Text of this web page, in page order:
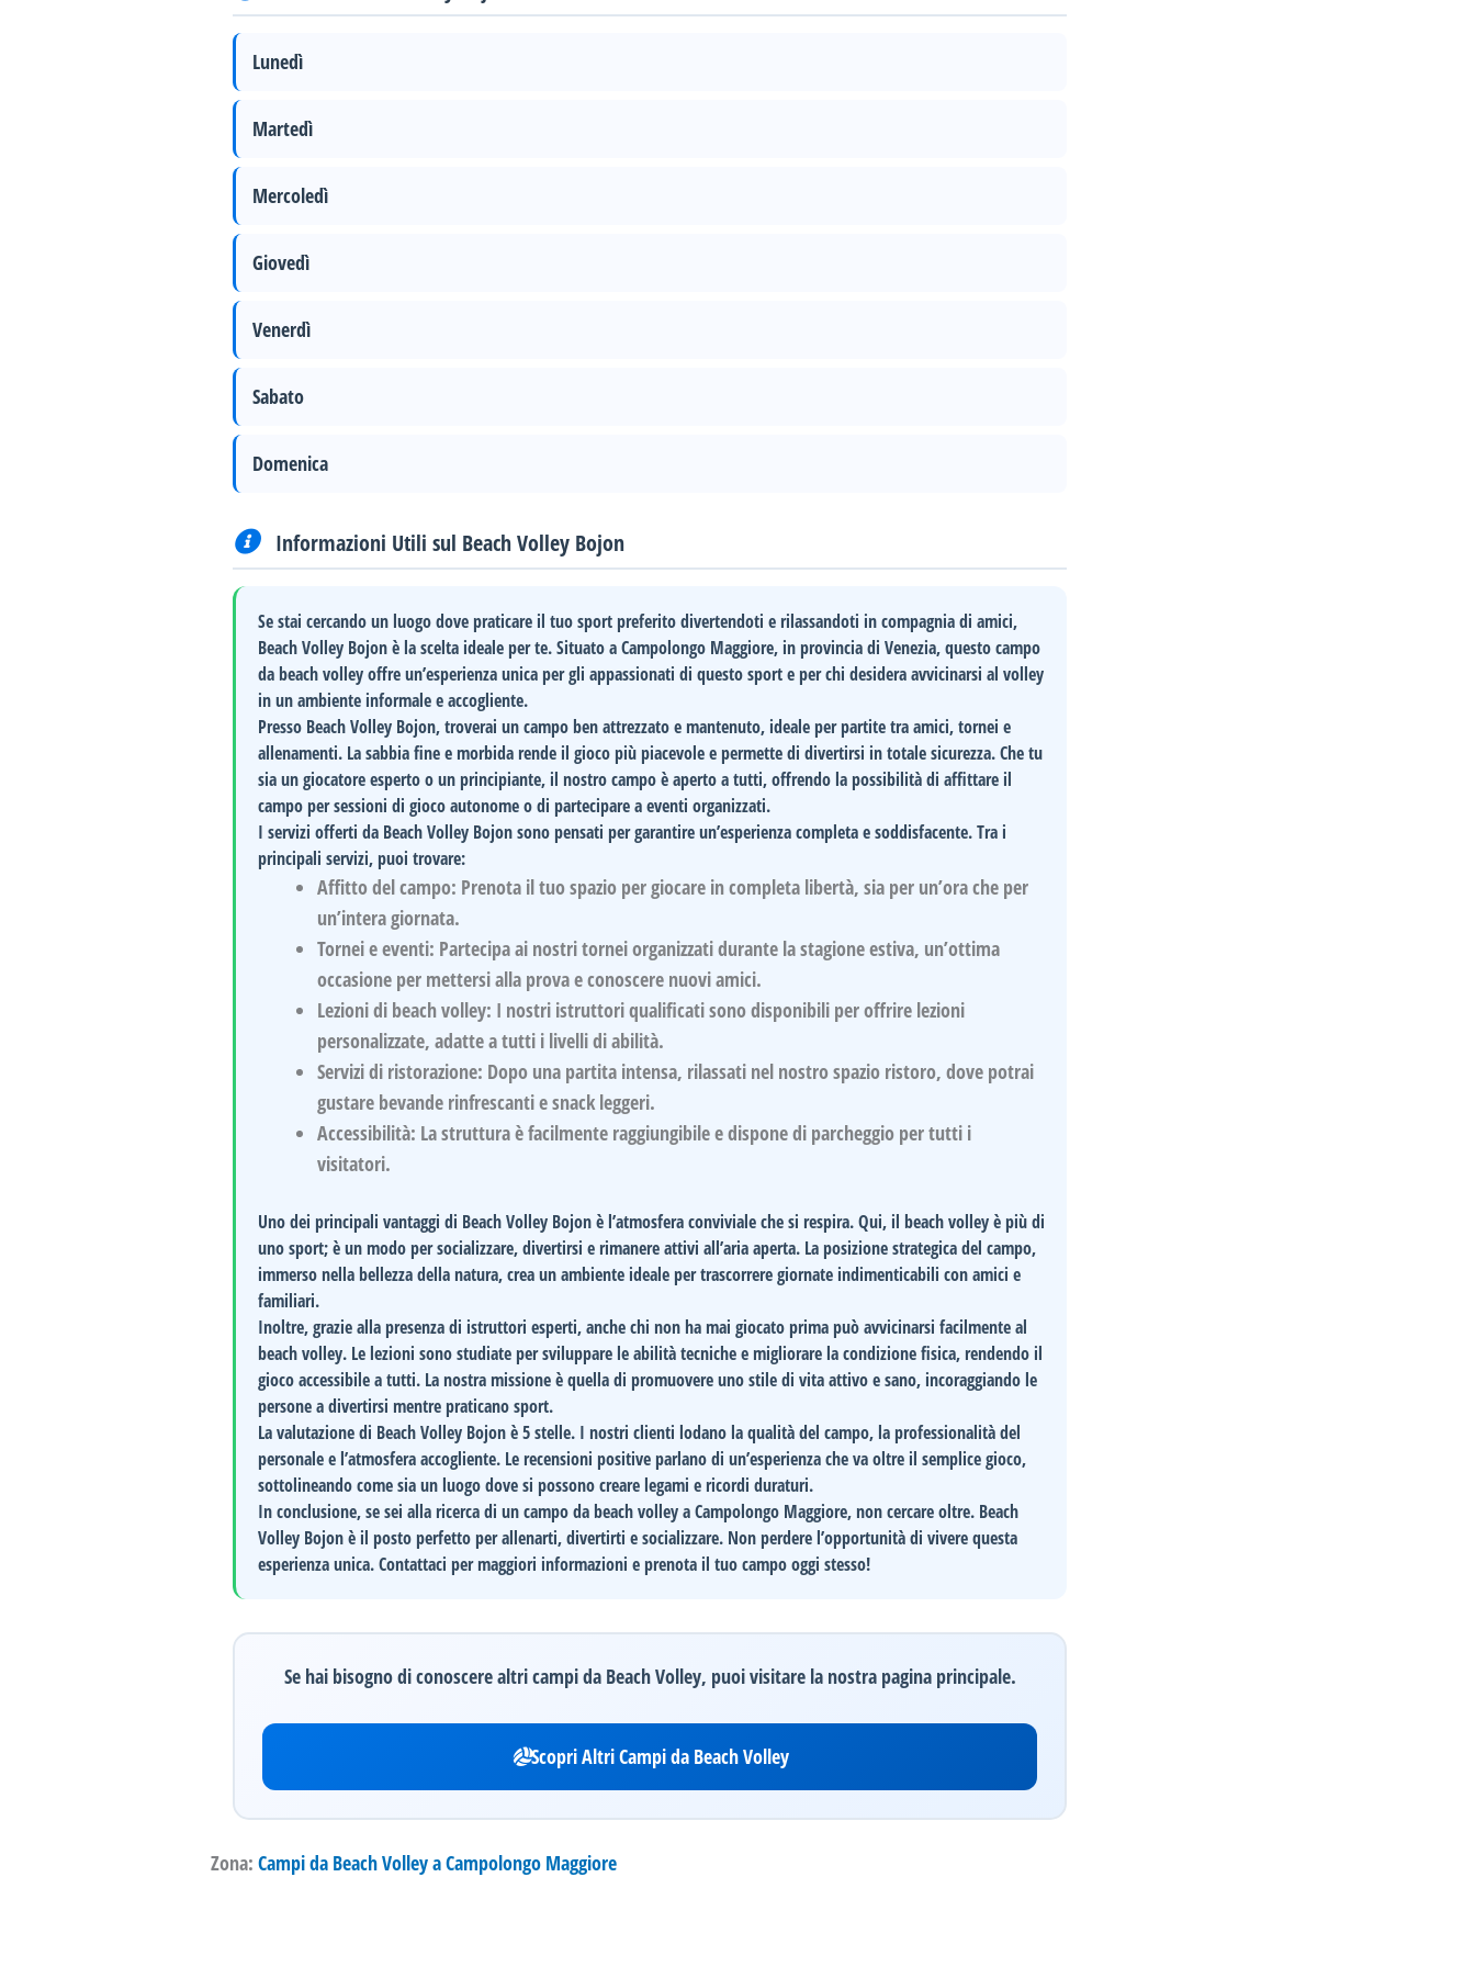
Lunedì
Martedì
Mercoledì
Giovedì
Venerdì
Sabato
Domenica
Informazioni Utili sul Beach Volley Bojon
Se stai cercando un luogo dove praticare il tuo sport preferito divertendoti e rilassandoti in compagnia di amici,
Beach Volley Bojonè la scelta ideale per te. Situato aCampolongo Maggiore, in provincia diVenezia, questo campo
da beach volley offre un’esperienza unica per gli appassionati di questo sport e per chi desidera avvicinarsi al volley
in un ambiente informale e accogliente.
Presso Beach Volley Bojon, troverai un campo ben attrezzato e mantenuto, ideale per partite tra amici, tornei e
allenamenti. La sabbia fine e morbida rende il gioco più piacevole e permette di divertirsi in totale sicurezza. Che tu
sia un giocatore esperto o un principiante, il nostro campo è aperto a tutti, offrendo la possibilità di affittare il
campo per sessioni di gioco autonome o di partecipare a eventi organizzati.
I servizi offerti da Beach Volley Bojonsono pensati per garantire un’esperienza completa e soddisfacente. Tra i
principali servizi, puoi trovare:
Affitto del campo: Prenota il tuo spazio per giocare in completa libertà, sia per un’ora che per
un’intera giornata.
Tornei e eventi: Partecipa ai nostri tornei organizzati durante la stagione estiva, un’ottima
occasione per mettersi alla prova e conoscere nuovi amici.
Lezioni di beach volley: I nostri istruttori qualificati sono disponibili per offrire lezioni
personalizzate, adatte a tutti i livelli di abilità.
Servizi di ristorazione: Dopo una partita intensa, rilassati nel nostro spazio ristoro, dove potrai
gustare bevande rinfrescanti e snack leggeri.
Accessibilità: La struttura è facilmente raggiungibile e dispone di parcheggio per tutti i
visitatori.
Uno dei principali vantaggi di Beach Volley Bojonè l’atmosfera conviviale che si respira. Qui, il beach volley è più di
uno sport; è un modo per socializzare, divertirsi e rimanere attivi all’aria aperta. La posizione strategica del campo,
immerso nella bellezza della natura, crea un ambiente ideale per trascorrere giornate indimenticabili con amici e
familiari.
Inoltre, grazie alla presenza di istruttori esperti, anche chi non ha mai giocato prima può avvicinarsi facilmente al
beach volley. Le lezioni sono studiate per sviluppare le abilità tecniche e migliorare la condizione fisica, rendendo il
gioco accessibile a tutti. La nostra missione è quella di promuovere uno stile di vita attivo e sano, incoraggiando le
persone a divertirsi mentre praticano sport.
La valutazione di Beach Volley Bojonè5 stelle. I nostri clienti lodano la qualità del campo, la professionalità del
personale e l’atmosfera accogliente. Le recensioni positive parlano di un’esperienza che va oltre il semplice gioco,
sottolineando come sia un luogo dove si possono creare legami e ricordi duraturi.
In conclusione, se sei alla ricerca di un campo da beach volley aCampolongo Maggiore, non cercare oltre. Beach
Volley Bojonè il posto perfetto per allenarti, divertirti e socializzare. Non perdere l’opportunità di vivere questa
esperienza unica. Contattaci per maggiori informazioni e prenota il tuo campo oggi stesso!
Se hai bisogno di conoscere altri campi da Beach Volley, puoi visitare la nostra pagina principale.
Scopri Altri Campi da Beach Volley
Zona: Campi da Beach Volley a Campolongo Maggiore